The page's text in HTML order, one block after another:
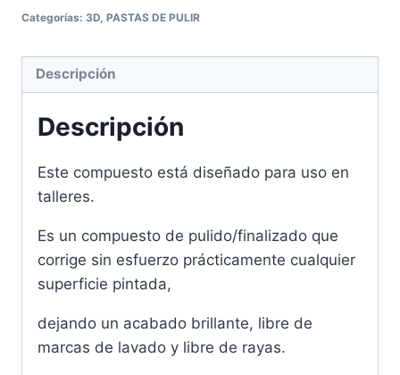
Categorías: 3D PASTAS DE PULIR
Descripción
Descripción
Este compuesto está diseñado para uso en
talleres.
Es un compuesto de pulido/finalizado que
corrige sin esfuerzo prácticamente cualquier
superficie pintada,
dejando un acabado brillante, libre de
marcas de lavado y libre de rayas.